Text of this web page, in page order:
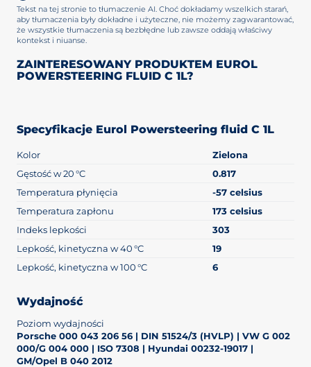
Tekst na tej stronie to tłumaczenie AI. Choć dokładamy wszelkich starań,
aby tłumaczenia były dokładne i użyteczne, nie możemy zagwarantować,
że wszystkie tłumaczenia są bezbłędne lub zawsze oddają właściwy
kontekst i niuanse.
ZAINTERESOWANY PRODUKTEM EUROL
POWERSTEERING FLUID C 1L?
Specyfikacje Eurol Powersteering fluid C 1L
Kolor
Zielona
Gęstość w 20 °C
0.817
Temperatura płynięcia
-57 celsius
Temperatura zapłonu
173 celsius
Indeks lepkości
303
Lepkość, kinetyczna w 40 °C
19
Lepkość, kinetyczna w 100 °C
6
Wydajność
Poziom wydajności
Porsche 000 043 206 56 | DIN 51524/3 (HVLP) | VW G 002
000/G 004 000 | ISO 7308 | Hyundai 00232-19017 |
GM/Opel B 040 2012